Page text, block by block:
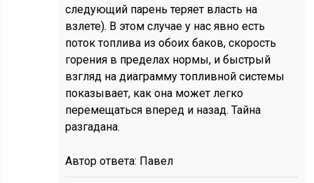
следующий парень теряет власть на
взлете). В этом случае у нас явно есть
поток топлива из обоих баков, скорость
горения в пределах нормы, и быстрый
взгляд на диаграмму топливной системы
показывает, как она может легко
перемещаться вперед и назад. Тайна
разгадана.
Автор ответа: Павел